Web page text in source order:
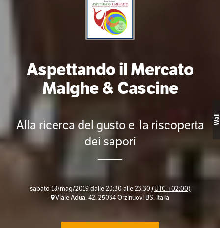
Aspettando il Mercato
Malghe & Cascine
Alla ricerca del gusto e la riscoperta
dei sapori
sabato 18/mag/2019 dalle 20:30 alle 23:30 (UTC +02:00)
Viale Adua, 42, 25034 Orzinuovi BS, Italia
Wall